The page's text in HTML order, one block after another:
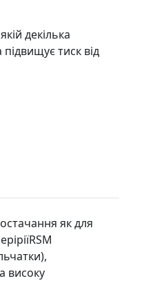
декілька
тиск від
як для
високу